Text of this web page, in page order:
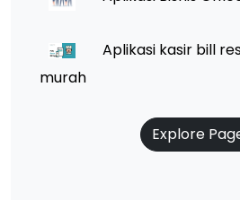
Aplikasi kasir bill
murah
Explore